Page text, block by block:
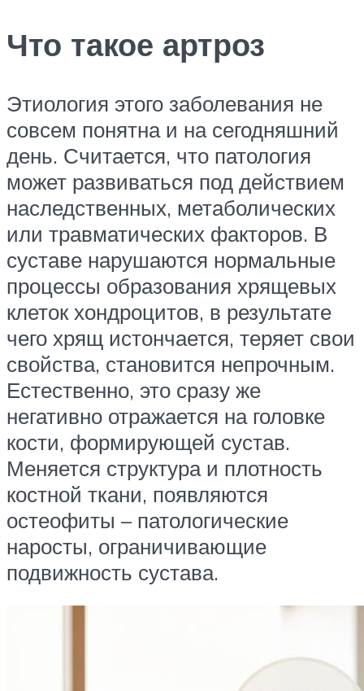
Что такое артроз
Этиология этого заболевания не
совсем понятна и на сегодняшний
день. Считается, что патология
может развиваться под действием
наследственных, метаболических
или травматических факторов. В
суставе нарушаются нормальные
процессы образования хрящевых
клеток хондроцитов, в результате
чего хрящ истончается, теряет свои
свойства, становится непрочным.
Естественно, это сразу же
негативно отражается на головке
кости, формирующей сустав.
Меняется структура и плотность
костной ткани, появляются
остеофиты – патологические
наросты, ограничивающие
подвижность сустава.